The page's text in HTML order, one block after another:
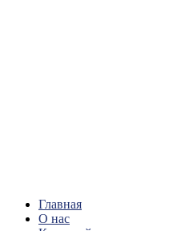
Главная
О нас